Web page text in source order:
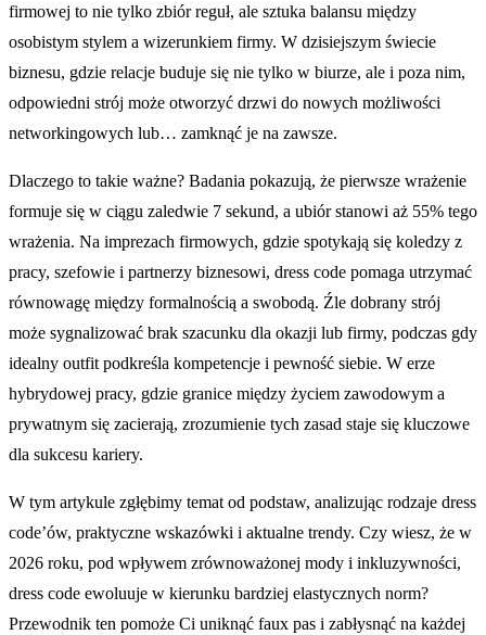
firmowej to nie tylko zbiór reguł, ale sztuka balansu między
osobistym stylem a wizerunkiem firmy. W dzisiejszym świecie
biznesu, gdzie relacje buduje się nie tylko w biurze, ale i poza nim,
odpowiedni strój może otworzyć drzwi do nowych możliwości
networkingowych lub… zamknąć je na zawsze.
Dlaczego to takie ważne? Badania pokazują, że pierwsze wrażenie
formuje się w ciągu zaledwie 7 sekund, a ubiór stanowi aż 55% tego
wrażenia. Na imprezach firmowych, gdzie spotykają się koledzy z
pracy, szefowie i partnerzy biznesowi, dress code pomaga utrzymać
równowagę między formalnością a swobodą. Źle dobrany strój
może sygnalizować brak szacunku dla okazji lub firmy, podczas gdy
idealny outfit podkreśla kompetencje i pewność siebie. W erze
hybrydowej pracy, gdzie granice między życiem zawodowym a
prywatnym się zacierają, zrozumienie tych zasad staje się kluczowe
dla sukcesu kariery.
W tym artykule zgłębimy temat od podstaw, analizując rodzaje dress
code’ów, praktyczne wskazówki i aktualne trendy. Czy wiesz, że w
2026 roku, pod wpływem zrównoważonej mody i inkluzywności,
dress code ewoluuje w kierunku bardziej elastycznych norm?
Przewodnik ten pomoże Ci uniknąć faux pas i zabłysnąć na każdej